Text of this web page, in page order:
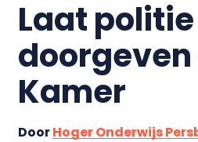
Laat
Kamer
DoorHoger Onderwijs